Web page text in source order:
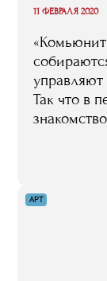
11 ФЕВРАЛЯ 2020
управляют
Так что в
после
увидел
что-то
стали бы
АРТ